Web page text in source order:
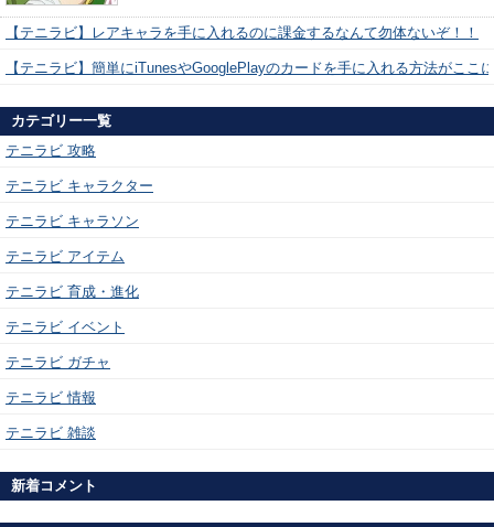
【テニラビ】レアキャラを手に入れるのに課金するなんて勿体ないぞ！！
【テニラビ】簡単にiTunesやGooglePlayのカードを手に入れる方法がここ
カテゴリー一覧
テニラビ 攻略
テニラビ キャラクター
テニラビ キャラソン
テニラビ アイテム
テニラビ 育成・進化
テニラビ イベント
テニラビ ガチャ
テニラビ 情報
テニラビ 雑談
新着コメント